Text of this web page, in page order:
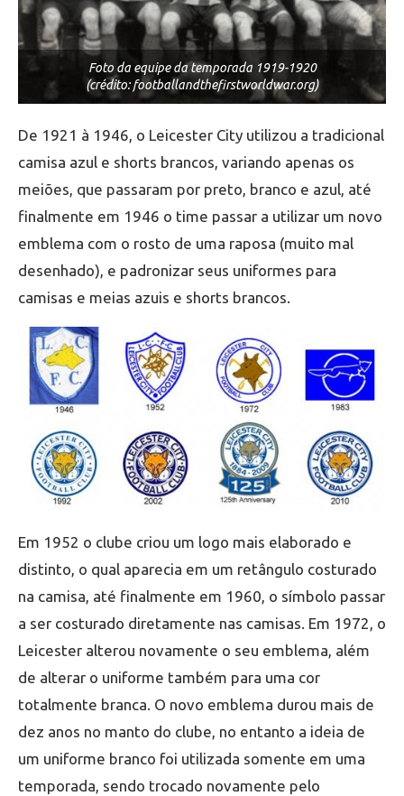
Foto da equipe da temporada 1919-1920
(crédito: footballandthefirstworldwar.org)
De 1921 à 1946, o Leicester City utilizou a tradicional
camisa azul e shorts brancos, variando apenas os
meiões, que passaram por preto, branco e azul, até
finalmente em 1946 o time passar a utilizar um novo
emblema com o rosto de uma raposa (muito mal
desenhado), e padronizar seus uniformes para
camisas e meias azuis e shorts brancos.
Em 1952 o clube criou um logo mais elaborado e
distinto, o qual aparecia em um retângulo costurado
na camisa, até finalmente em 1960, o símbolo passar
a ser costurado diretamente nas camisas. Em 1972, o
Leicester alterou novamente o seu emblema, além
de alterar o uniforme também para uma cor
totalmente branca. O novo emblema durou mais de
dez anos no manto do clube, no entanto a ideia de
um uniforme branco foi utilizada somente em uma
temporada, sendo trocado novamente pelo